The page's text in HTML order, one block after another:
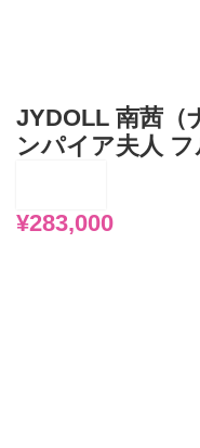
JYDOLL 南茜（
ンパイア夫人
¥283,000